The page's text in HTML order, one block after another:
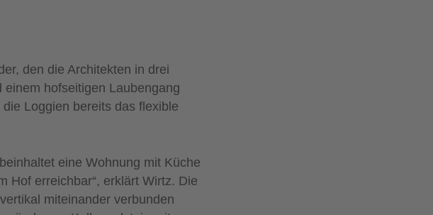
den die Architekten in drei
hofseitigen Laubengang
Loggien bereits das flexible
eine Wohnung mit Küche
Hof erreichbar“, erklärt Wirtz. Die
miteinander verbunden